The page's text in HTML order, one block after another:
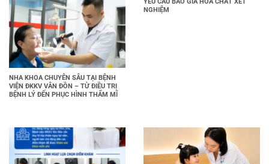
NHA KHOA CHUYÊN SÂU TẠI BỆNH
VIỆN ĐKKV VÂN ĐỒN – TỪ ĐIỀU TRỊ
BỆNH LÝ ĐẾN PHỤC HÌNH THẨM MĨ
YÊU CẦU BÁO GIÁ HOÁ CHẤT XÉT
NGHIỆM